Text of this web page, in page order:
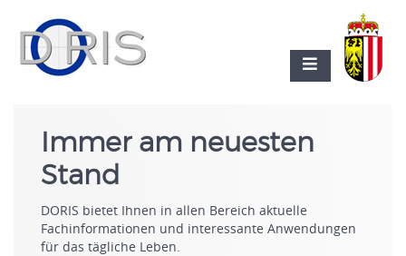
Immer am neuesten
Stand
DORIS bietet Ihnen in allen Bereich aktuelle
Fachinformationen und interessante Anwendungen
für das tägliche Leben.